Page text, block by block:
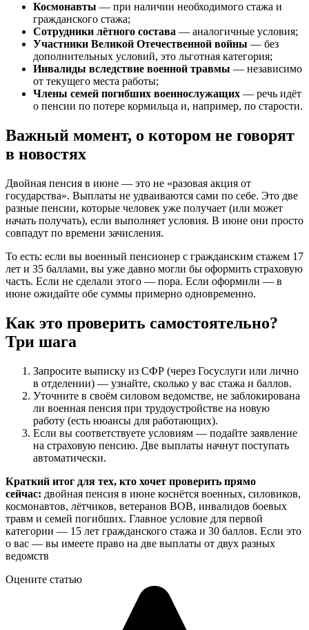
Космонавты — при наличии необходимого стажа и
гражданского стажа;
Сотрудники лётного состава — аналогичные условия;
Участники Великой Отечественной войны — без
дополнительных условий, это льготная категория;
Инвалиды вследствие военной травмы — независимо
от текущего места работы;
Члены семей погибших военнослужащих — речь идёт
о пенсии по потере кормильца и, например, по старости.
Важный момент, о котором не говорят
в новостях
Двойная пенсия в июне — это не «разовая акция от
государства». Выплаты не удваиваются сами по себе. Это две
разные пенсии, которые человек уже получает (или может
начать получать), если выполняет условия. В июне они просто
совпадут по времени зачисления.
То есть: если вы военный пенсионер с гражданским стажем 17
лет и 35 баллами, вы уже давно могли бы оформить страховую
часть. Если не сделали этого — пора. Если оформили — в
июне ожидайте обе суммы примерно одновременно.
Как это проверить самостоятельно?
Три шага
Запросите выписку из СФР (через Госуслуги или лично
в отделении) — узнайте, сколько у вас стажа и баллов.
Уточните в своём силовом ведомстве, не заблокирована
ли военная пенсия при трудоустройстве на новую
работу (есть нюансы для работающих).
Если вы соответствуете условиям — подайте заявление
на страховую пенсию. Две выплаты начнут поступать
автоматически.
Краткий итог для тех, кто хочет проверить прямо
сейчас: двойная пенсия в июне коснётся военных, силовиков,
космонавтов, лётчиков, ветеранов ВОВ, инвалидов боевых
травм и семей погибших. Главное условие для первой
категории — 15 лет гражданского стажа и 30 баллов. Если это
о вас — вы имеете право на две выплаты от двух разных
ведомств
Оцените статью